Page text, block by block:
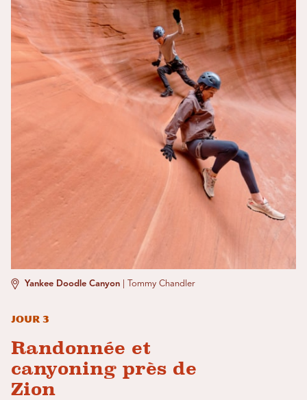
Yankee Doodle Canyon Tommy Chandler
Jour 3
Randonnée et
canyoning près de
Zion